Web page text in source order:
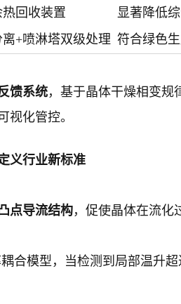
回收装置
显著降低
+喷淋塔双级处理 符合绿色
馈系统，基于晶体干燥相变规
视化管控。
义行业新标准
点导流结构，促使晶体在流化
合模型，当检测到局部温升